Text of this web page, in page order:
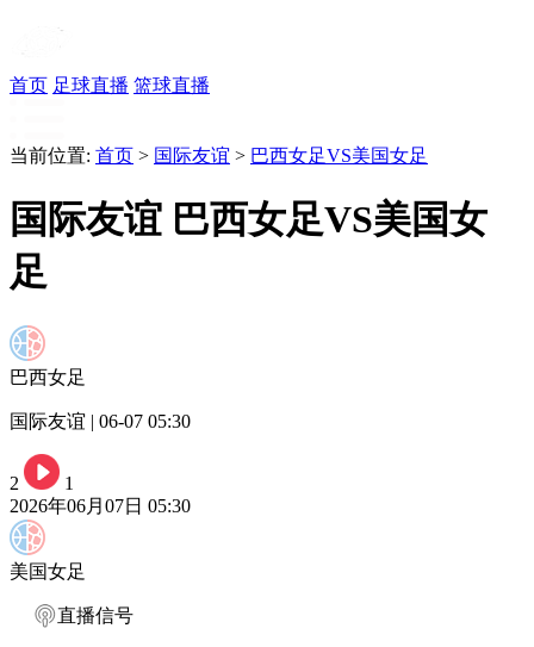
首页 足球直播 篮球直播
当前位置: 首页 > 国际友谊 > 巴西女足VS美国女足
国际友谊 巴西女足VS美国女
足
巴西女足
国际友谊 | 06-07 05:30
2
1
2026年06月07日 05:30
美国女足
直播信号